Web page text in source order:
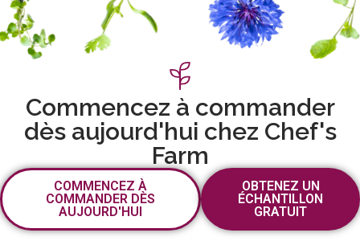
Commencez à commander
dès aujourd'hui chez Chef's
Farm
COMMENCEZ À
COMMANDER DÈS
AUJOURD'HUI
OBTENEZ UN
ÉCHANTILLON
GRATUIT